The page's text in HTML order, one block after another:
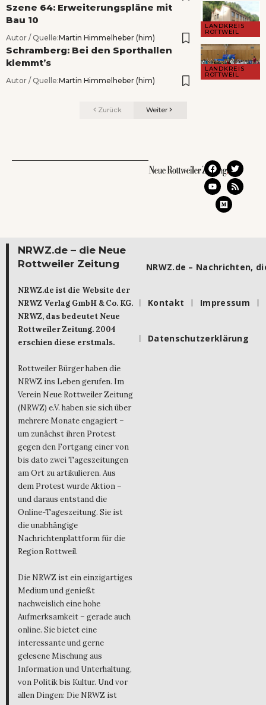
LANDKREIS
ROTTWEIL
Szene 64: Erweiterungspläne mit
Bau 10
Autor / Quelle:Martin Himmelheber (him)
LANDKREIS
ROTTWEIL
Schramberg: Bei den Sporthallen
klemmt’s
Autor / Quelle:Martin Himmelheber (him)
Zurück Weiter
NRWZ.de – die Neue
Rottweiler Zeitung
NRWZ.de ist die Website der
NRWZ Verlag GmbH & Co. KG.
NRWZ, das bedeutet Neue
Rottweiler Zeitung. 2004
erschien diese erstmals.
Rottweiler Bürger haben die
NRWZ ins Leben gerufen. Im
Verein Neue Rottweiler Zeitung
(NRWZ) e.V. haben sie sich über
mehrere Monate engagiert –
um zunächst ihren Protest
gegen den Fortgang einer von
bis dato zwei Tageszeitungen
am Ort zu artikulieren. Aus
dem Protest wurde Aktion –
und daraus entstand die
Online-Tageszeitung. Sie ist
die unabhängige
Nachrichtenplattform für die
Region Rottweil.
Die NRWZ ist ein einzigartiges
Medium und genießt
nachweislich eine hohe
Aufmerksamkeit – gerade auch
online. Sie bietet eine
interessante und gerne
gelesene Mischung aus
Information und Unterhaltung,
von Politik bis Kultur. Und vor
allen Dingen: Die NRWZ ist
NRWZ.de – Nachrichten,
Kontakt Impressum
Datenschutzerklärung